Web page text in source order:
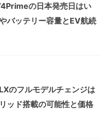
の日本発売日はい
バッテリー容量とEV航続
のフルモデルチェンジは
ッド搭載の可能性と価格